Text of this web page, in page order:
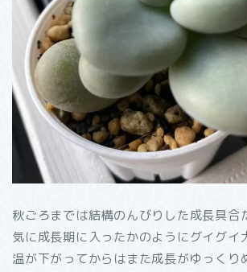
秋ごろまでは結構のんびりした成長具合
気に成長期に入ったかのようにグイグイ
温が下がってからはまた成長がゆっくり